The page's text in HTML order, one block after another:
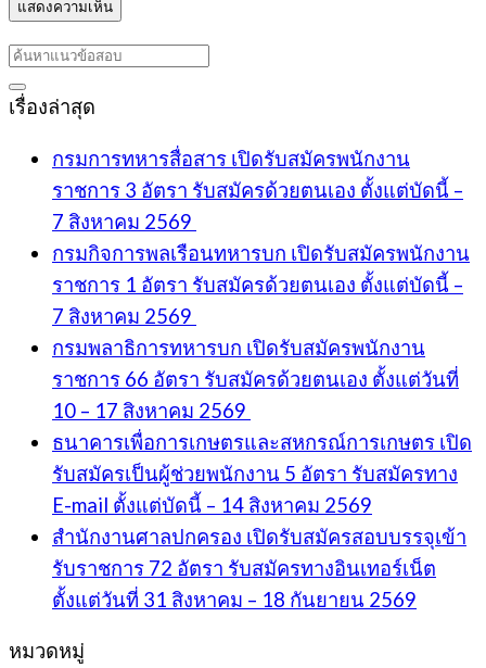
เรื่องล่าสุด
กรมการทหารสื่อสาร เปิดรับสมัครพนักงาน
ราชการ 3 อัตรา รับสมัครด้วยตนเอง ตั้งแต่บัดนี้ –
7 สิงหาคม 2569
กรมกิจการพลเรือนทหารบก เปิดรับสมัครพนักงาน
ราชการ 1 อัตรา รับสมัครด้วยตนเอง ตั้งแต่บัดนี้ –
7 สิงหาคม 2569
กรมพลาธิการทหารบก เปิดรับสมัครพนักงาน
ราชการ 66 อัตรา รับสมัครด้วยตนเอง ตั้งแต่วันที่
10 – 17 สิงหาคม 2569
ธนาคารเพื่อการเกษตรและสหกรณ์การเกษตร เปิด
รับสมัครเป็นผู้ช่วยพนักงาน 5 อัตรา รับสมัครทาง
E-mail ตั้งแต่บัดนี้ – 14 สิงหาคม 2569
สำนักงานศาลปกครอง เปิดรับสมัครสอบบรรจุเข้า
รับราชการ 72 อัตรา รับสมัครทางอินเทอร์เน็ต
ตั้งแต่วันที่ 31 สิงหาคม – 18 กันยายน 2569
หมวดหมู่